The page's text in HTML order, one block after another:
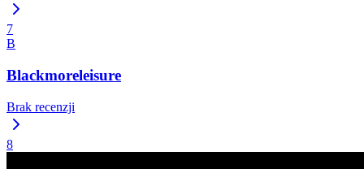
7
B
Blackmoreleisure
Brak recenzji
8